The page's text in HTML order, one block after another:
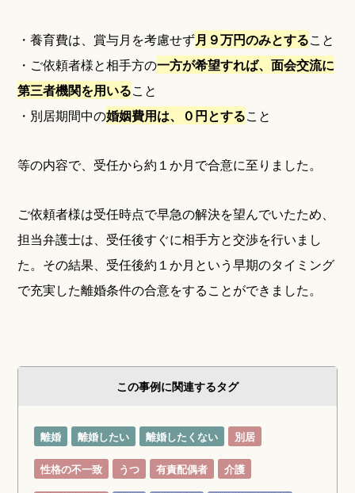
・養育費は、賞与月を考慮せず月９万円のみとすること
・ご依頼者様と相手方の一方が希望すれば、面会交流に
第三者機関を用いること
・別居期間中の婚姻費用は、０円とすること
等の内容で、受任から約１か月で合意に至りました。
ご依頼者様は受任時点で早急の解決を望んでいたため、
担当弁護士は、受任後すぐに相手方と交渉を行いまし
た。その結果、受任後約１か月という早期のタイミング
で充実した離婚条件の合意をすることができました。
この事例に関連するタグ
離婚 離婚したい 離婚したくない 別居
性格の不一致 うつ 有責配偶者 介護